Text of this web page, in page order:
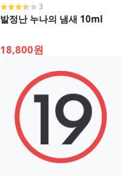
3
발정난 누나의 냄새 10ml
18,800원